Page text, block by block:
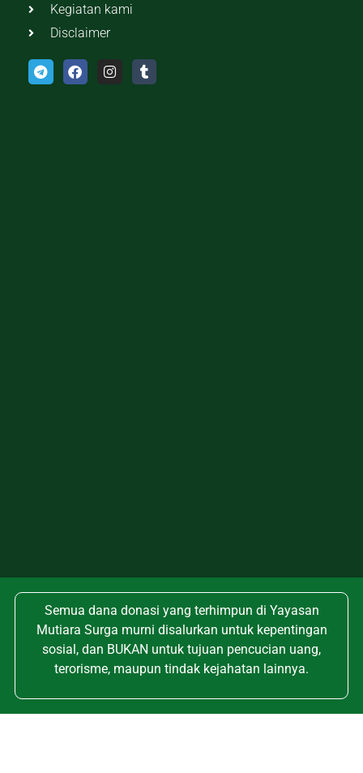
Kegiatan kami
Disclaimer
Semua dana donasi yang terhimpun di Yayasan
Mutiara Surga murni disalurkan untuk kepentingan
sosial, dan BUKAN untuk tujuan pencucian uang,
terorisme, maupun tindak kejahatan lainnya.